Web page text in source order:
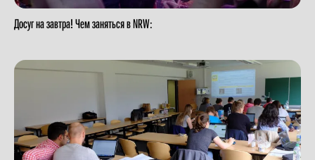
Досуг на завтра! Чем заняться в NRW: